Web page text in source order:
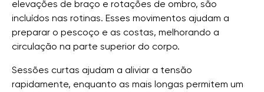
elevações de braço e rotações de ombro, são
incluídos nas rotinas. Esses movimentos ajudam a
preparar o pescoço e as costas, melhorando a
circulação na parte superior do corpo.
Sessões curtas ajudam a aliviar a tensão
rapidamente, enquanto as mais longas permitem um